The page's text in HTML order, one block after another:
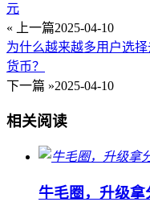
元
« 上一篇2025-04-10
为什么越来越多用户选
货币？
下一篇 »2025-04-10
相关阅读
牛毛圈，升级拿